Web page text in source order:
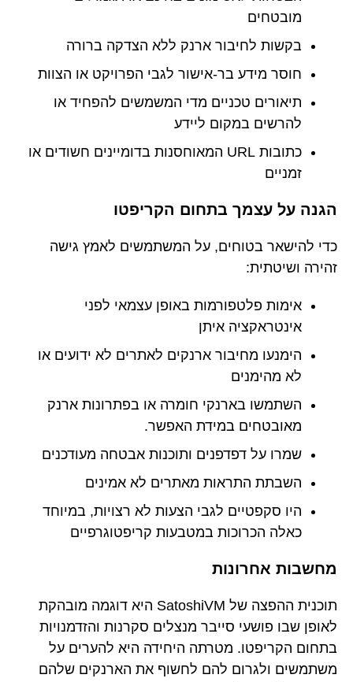
מובטחים
בקשות לחיבור ארנק ללא הצדקה ברורה
חוסר מידע בר-אישור לגבי הפרויקט או הצוות
תיאורים טכניים מדי המשמשים להפחיד או
להרשים במקום ליידע
כתובות URL המאוחסנות בדומיינים חשודים או
זמניים
הגנה על עצמך בתחום הקריפטו
כדי להישאר בטוחים, על המשתמשים לאמץ גישה
זהירה ושיטתית:
אימות פלטפורמות באופן עצמאי לפני
אינטראקציה איתן
הימנעו מחיבור ארנקים לאתרים לא ידועים או
לא מהימנים
השתמשו בארנקי חומרה או בפתרונות ארנק
מאובטחים במידת האפשר.
שמרו על דפדפנים ותוכנות אבטחה מעודכנים
השבתת התראות מאתרים לא אמינים
היו סקפטיים לגבי הצעות לא רצויות, במיוחד
כאלה הכרוכות במטבעות קריפטוגרפיים
מחשבות אחרונות
תוכנית ההפצה של SatoshiVM היא דוגמה מובהקת
לאופן שבו פושעי סייבר מנצלים סקרנות והזדמנויות
בתחום הקריפטו. מטרתה היחידה היא להערים על
משתמשים ולגרום להם לחשוף את הארנקים שלהם